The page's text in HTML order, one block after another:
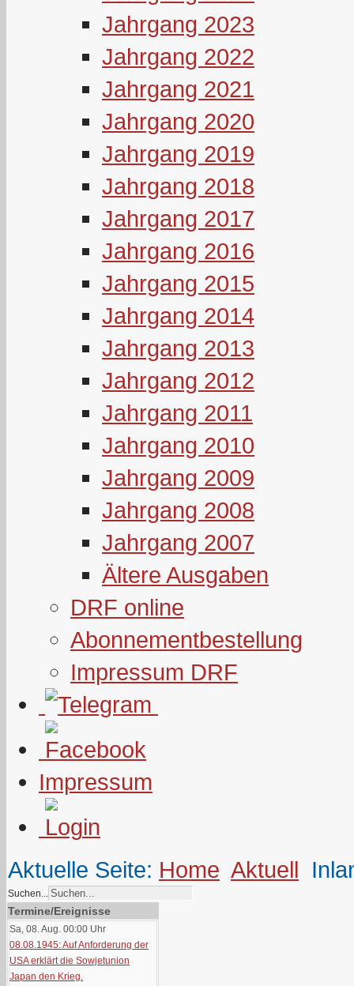
Jahrgang 2023
Jahrgang 2022
Jahrgang 2021
Jahrgang 2020
Jahrgang 2019
Jahrgang 2018
Jahrgang 2017
Jahrgang 2016
Jahrgang 2015
Jahrgang 2014
Jahrgang 2013
Jahrgang 2012
Jahrgang 2011
Jahrgang 2010
Jahrgang 2009
Jahrgang 2008
Jahrgang 2007
Ältere Ausgaben
DRF online
Abonnementbestellung
Impressum DRF
Impressum
Aktuelle Seite: Home Aktuell
Suchen...
Termine/Ereignisse
Sa, 08. Aug. 00:00 Uhr
08.08.1945: Auf Anforderung der
USA erklärt die Sowjetunion
Japan den Krieg.